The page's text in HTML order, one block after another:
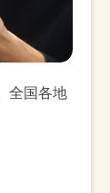
全国各地